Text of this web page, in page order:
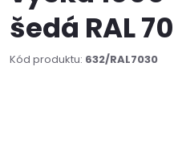
šedá RAL
Kód produktu: 632/RAL7030